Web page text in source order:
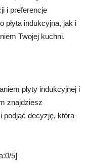
i preferencje
płyta indukcyjna, jak i
Twojej kuchni.
płyty indukcyjnej i
znajdziesz
podjąć decyzję, która
5]